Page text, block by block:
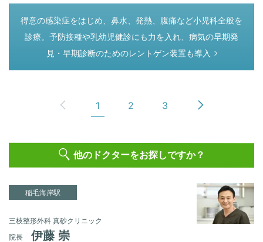
つぎのページ
得意の感染症をはじめ、鼻水、発熱、腹痛など小児科全般を
診療。予防接種や乳幼児健診にも力を入れ、病気の早期発
見・早期診断のためのレントゲン装置も導入
1 2 3
他のドクターをお探しですか？
稲毛海岸駅
三枝整形外科 真砂クリニック
院長
伊藤 崇